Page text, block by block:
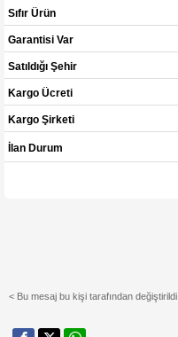
Sıfır Ürün
Garantisi Var
Satıldığı Şehir
Kargo Ücreti
Kargo Şirketi
İlan Durum
< Bu mesaj bu kişi tarafından değiştirildi